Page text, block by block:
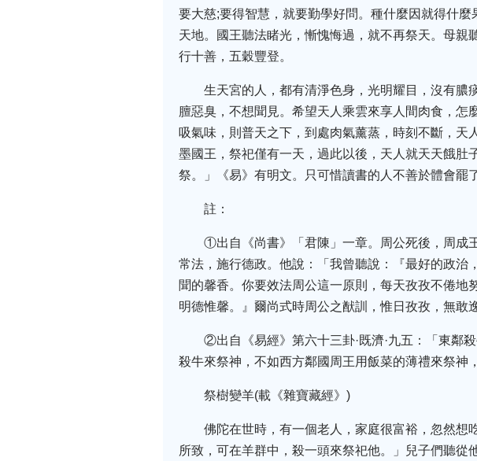
要大慈;要得智慧，就要勤學好問。種什麼因就得什
天地。國王聽法睹光，慚愧悔過，就不再祭天。母
行十善，五穀豐登。
生天宮的人，都有清淨色身，光明耀目，沒有膿
膻惡臭，不想聞見。希望天人乘雲來享人間肉食，怎
吸氣味，則普天之下，到處肉氣薰蒸，時刻不斷，
墨國王，祭祀僅有一天，過此以後，天人就天天餓
祭。」《易》有明文。只可惜讀書的人不善於體會罷了
註：
①出自《尚書》「君陳」一章。周公死後，周成
常法，施行德政。他說：「我曾聽說：『最好的政
聞的馨香。你要效法周公這一原則，每天孜孜不倦地
明德惟馨。』爾尚式時周公之猷訓，惟日孜孜，無敢
②出自《易經》第六十三卦·既濟·九五：「東鄰
殺牛來祭神，不如西方鄰國周王用飯菜的薄禮來祭神
祭樹變羊(載《雜寶藏經》)
佛陀在世時，有一個老人，家庭很富裕，忽然想
所致，可在羊群中，殺一頭來祭祀他。」兒子們聽從